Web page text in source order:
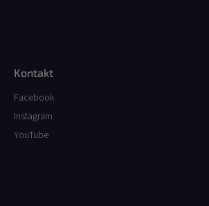
Kontakt
Facebook
Instagram
YouTube